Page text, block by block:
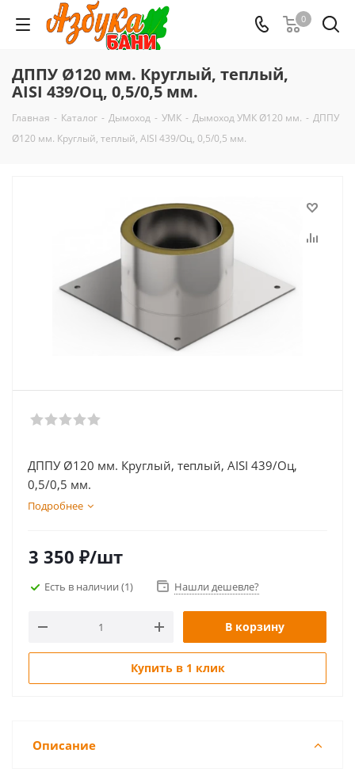
0
ДППУ Ø120 мм. Круглый, теплый,
AISI 439/Оц, 0,5/0,5 мм.
Главная - Каталог - Дымоход - УМК - Дымоход УМК Ø120 мм. - ДППУ
Ø120 мм. Круглый, теплый, AISI 439/Оц, 0,5/0,5 мм.
ДППУ Ø120 мм. Круглый, теплый, AISI 439/Оц,
0,5/0,5 мм.
Подробнее
3 350 ₽/шт
Есть в наличии (1) Нашли дешевле?
В корзину
Купить в 1 клик
Описание